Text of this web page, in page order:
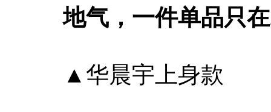
地气，一件单品只
▲华晨宇上身款